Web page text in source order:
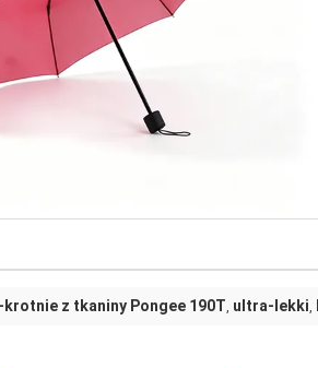
krotnie z tkaniny Pongee 190T, ultra-lekki,